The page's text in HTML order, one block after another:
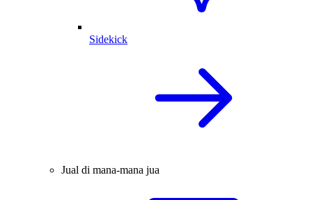
Sidekick
Jual di mana-mana jua